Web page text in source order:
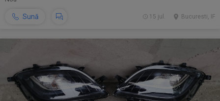
Sună Bucuresti, IF
15 jul.